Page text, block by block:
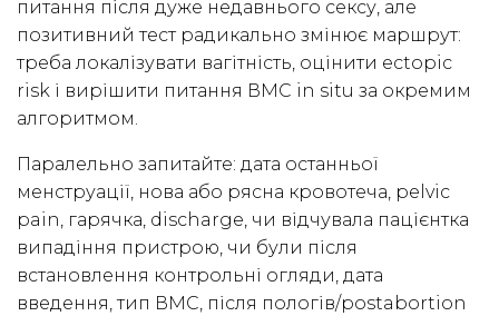
питання після дуже недавнього сексу, але
позитивний тест радикально змінює маршрут:
треба локалізувати вагітність, оцінити ectopic
risk і вирішити питання ВМС in situ за окремим
алгоритмом.
Паралельно запитайте: дата останньої
менструації, нова або рясна кровотеча, pelvic
pain, гарячка, discharge, чи відчувала пацієнтка
випадіння пристрою, чи були після
встановлення контрольні огляди, дата
введення, тип ВМС, після пологів/postabortion